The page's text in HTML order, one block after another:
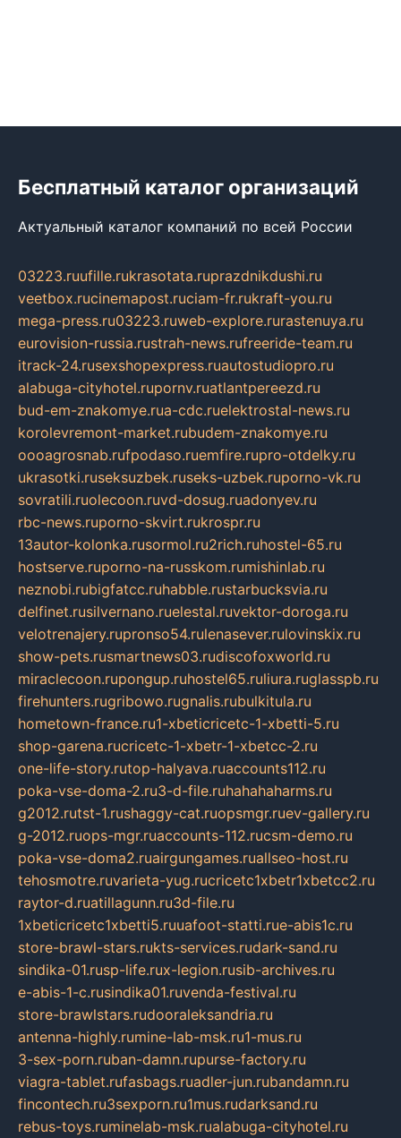
Бесплатный каталог организаций
Актуальный каталог компаний по всей России
03223.ruufille.rukrasotata.ruprazdnikdushi.ru
veetbox.rucinemapost.ruciam-fr.rukraft-you.ru
mega-press.ru03223.ruweb-explore.rurastenuya.ru
eurovision-russia.rustrah-news.rufreeride-team.ru
itrack-24.rusexshopexpress.ruautostudiopro.ru
alabuga-cityhotel.rupornv.ruatlantpereezd.ru
bud-em-znakomye.rua-cdc.ruelektrostal-news.ru
korolevremont-market.rubudem-znakomye.ru
oooagrosnab.rufpodaso.ruemfire.rupro-otdelky.ru
ukrasotki.ruseksuzbek.ruseks-uzbek.ruporno-vk.ru
sovratili.ruolecoon.ruvd-dosug.ruadonyev.ru
rbc-news.ruporno-skvirt.rukrospr.ru
13autor-kolonka.rusormol.ru2rich.ruhostel-65.ru
hostserve.ruporno-na-russkom.rumishinlab.ru
neznobi.rubigfatcc.ruhabble.rustarbucksvia.ru
delfinet.rusilvernano.ruelestal.ruvektor-doroga.ru
velotrenajery.rupronso54.rulenasever.rulovinskix.ru
show-pets.rusmartnews03.rudiscofoxworld.ru
miraclecoon.rupongup.ruhostel65.ruliura.ruglasspb.ru
firehunters.rugribowo.rugnalis.rubulkitula.ru
hometown-france.ru1-xbeticricetc-1-xbetti-5.ru
shop-garena.rucricetc-1-xbetr-1-xbetcc-2.ru
one-life-story.rutop-halyava.ruaccounts112.ru
poka-vse-doma-2.ru3-d-file.ruhahahaharms.ru
g2012.rutst-1.rushaggy-cat.ruopsmgr.ruev-gallery.ru
g-2012.ruops-mgr.ruaccounts-112.rucsm-demo.ru
poka-vse-doma2.ruairgungames.ruallseo-host.ru
tehosmotre.ruvarieta-yug.rucricetc1xbetr1xbetcc2.ru
raytor-d.ruatillagunn.ru3d-file.ru
1xbeticricetc1xbetti5.ruuafoot-statti.rue-abis1c.ru
store-brawl-stars.rukts-services.rudark-sand.ru
sindika-01.rusp-life.rux-legion.rusib-archives.ru
e-abis-1-c.rusindika01.ruvenda-festival.ru
store-brawlstars.rudooraleksandria.ru
antenna-highly.rumine-lab-msk.ru1-mus.ru
3-sex-porn.ruban-damn.rupurse-factory.ru
viagra-tablet.rufasbags.ruadler-jun.rubandamn.ru
fincontech.ru3sexporn.ru1mus.rudarksand.ru
rebus-toys.ruminelab-msk.rualabuga-cityhotel.ru